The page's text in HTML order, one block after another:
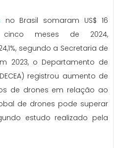
no Brasil somaram US$ 16
meses de 2024,
segundo a Secretaria de
2023, o Departamento de
registrou aumento de
de drones em relação ao
de drones pode superar
estudo realizado pela